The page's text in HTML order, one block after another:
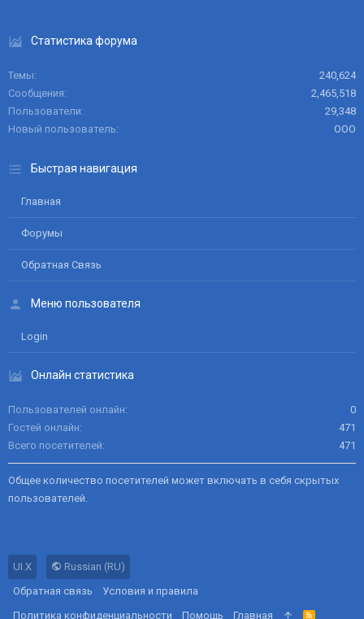
Статистика форума
Темы
240,624
Сообщения
2,465,518
Пользователи
29,348
Новый пользователь
ООО
Быстрая навигация
Главная
Форумы
Обратная Связь
Меню пользователя
Login
Онлайн статистика
Пользователей онлайн
0
Гостей онлайн
471
Всего посетителей
471
Общее количество посетителей может включать в себя скрытых
пользователей.
UI.X
Russian (RU)
Обратная связь
Условия и правила
Политика конфиденциальности
Помощь Главная R